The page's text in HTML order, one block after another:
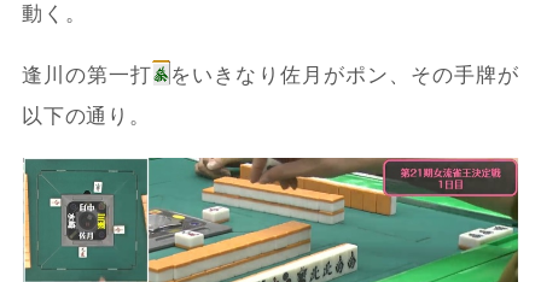
動く。
逢川の第一打
をいきなり佐月がポン、その手牌が
以下の通り。